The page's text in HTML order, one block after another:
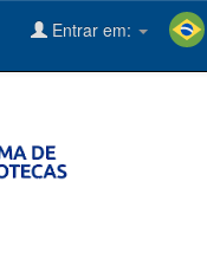
Entrar em: